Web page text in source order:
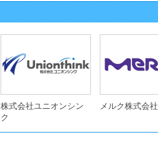
株式会社ユニオンシン
ク
メルク株式会社